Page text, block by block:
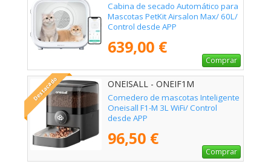
Cabina de secado Automático para
Mascotas PetKit Airsalon Max/ 60L/
Control desde APP
639,00 €
Comprar
Destacado ONEISALL - ONEIF1M
Comedero de mascotas Inteligente
Oneisall F1-M 3L WiFi/ Control
desde APP
96,50 €
Comprar